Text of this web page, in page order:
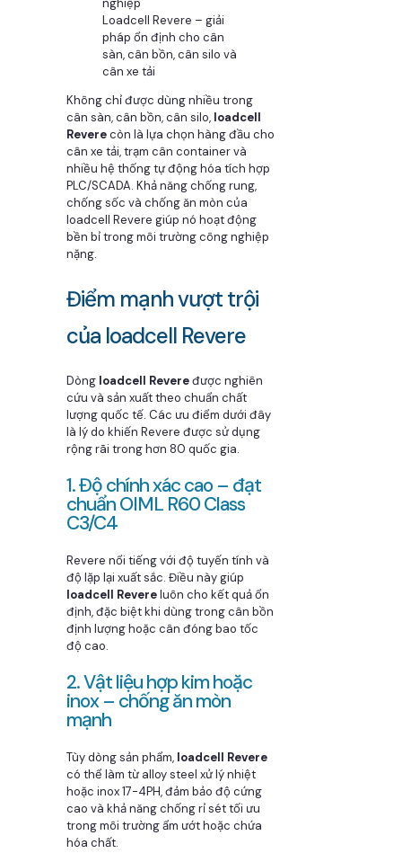
Loadcell Revere – giải
pháp ổn định cho cân
sàn, cân bồn, cân silo và
cân xe tải
Không chỉ được dùng nhiều trong
cân sàn, cân bồn, cân silo, loadcell
Reverecòn là lựa chọn hàng đầu cho
cân xe tải, trạm cân container và
nhiều hệ thống tự động hóa tích hợp
PLC/SCADA. Khả năng chống rung,
chống sốc và chống ăn mòn của
loadcell Revere giúp nó hoạt động
bền bỉ trong môi trường công nghiệp
nặng.
Điểm mạnh vượt trội
của loadcell Revere
Dòng loadcell Reveređược nghiên
cứu và sản xuất theo chuẩn chất
lượng quốc tế. Các ưu điểm dưới đây
là lý do khiến Revere được sử dụng
rộng rãi trong hơn 80 quốc gia.
1. Độ chính xác cao – đạt
chuẩn OIML R60 Class
C3/C4
Revere nổi tiếng với độ tuyến tính và
độ lặp lại xuất sắc. Điều này giúp
loadcell Revereluôn cho kết quả ổn
định, đặc biệt khi dùng trong cân bồn
định lượng hoặc cân đóng bao tốc
độ cao.
2. Vật liệu hợp kim hoặc
inox – chống ăn mòn
mạnh
Tùy dòng sản phẩm, loadcell Revere
có thể làm từ alloy steel xử lý nhiệt
hoặc inox 17-4PH, đảm bảo độ cứng
cao và khả năng chống rỉ sét tối ưu
trong môi trường ẩm ướt hoặc chứa
hóa chất.